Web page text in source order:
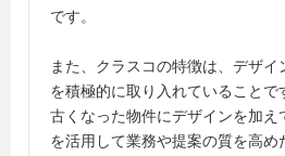
です。
また、クラスコの特徴は、デザ
を積極的に取り入れていることで
古くなった物件にデザインを加え
を活用して業務や提案の質を高め